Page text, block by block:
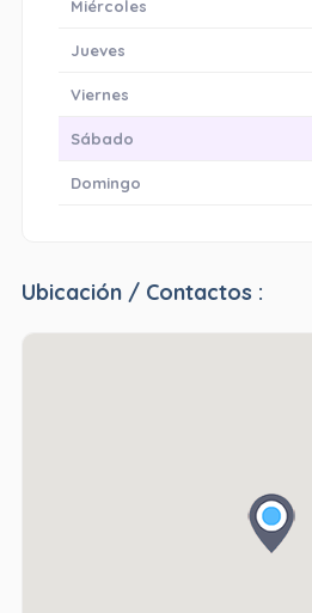
Miércoles
Jueves
Viernes
Sábado
Domingo
Ubicación / Contactos :